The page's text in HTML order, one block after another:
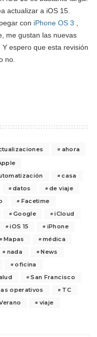
actualizar a iOS 15.
con iPhone OS 3
me gustan las nuevas
espero que esta revisión
no.
ahora
casa
datos
de viaje
Facetime
Google
iCloud
iOS 15
iPhone
Mapas
médica
nada
News
oficina
San Francisco
operativos
TC
viaje